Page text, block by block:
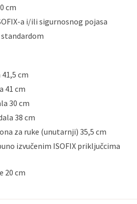
cm
a i/ili sigurnosnog pojasa
standardom
cm
41 cm
30 cm
38 cm
za ruke (unutarnji) 35,5 cm
izvučenim ISOFIX priključcima
20 cm